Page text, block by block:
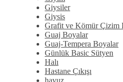
Giysiler
Giysis
Grafit ve Kömür Çizim
Guaj Boyalar
Guaj-Tempera Boyalar
Günlük Basic Sütyen
Halı
Hastane Çıkışı
havuz